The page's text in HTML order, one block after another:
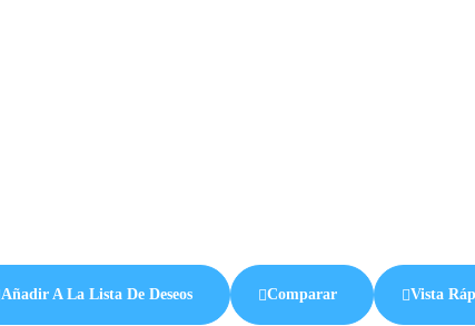
Añadir A La Lista De Deseos Comparar Vista